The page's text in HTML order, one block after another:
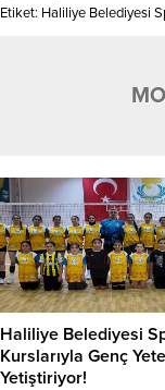
Etiket: Haliliye Belediyesi
Haliliye Belediyesi
Kurslarıyla Genç
Yetiştiriyor!